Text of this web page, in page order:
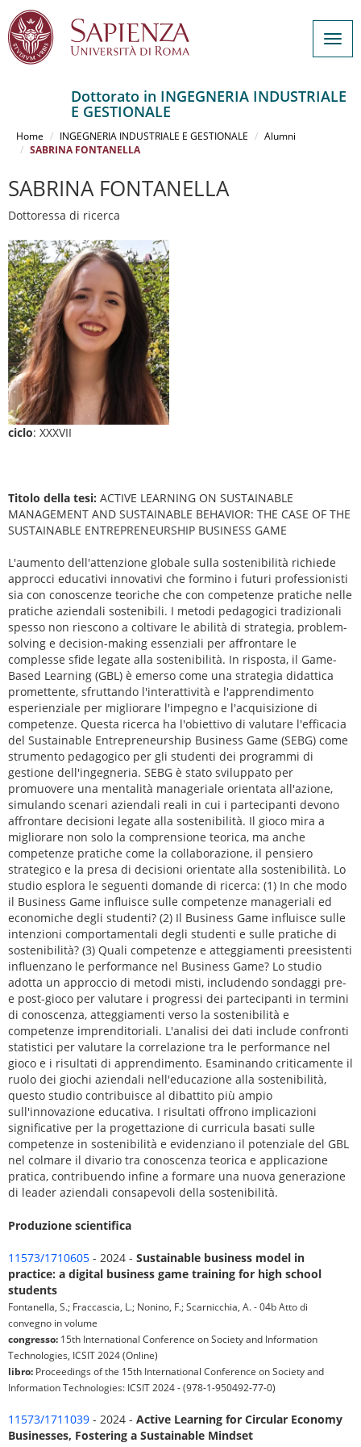
contenuto
Dottorato in INGEGNERIA INDUSTRIALE
E GESTIONALE
Home INGEGNERIA INDUSTRIALE E GESTIONALE
Alumni
SABRINA FONTANELLA
SABRINA FONTANELLA
Dottoressa di ricerca
ciclo: XXXVII
Titolo della tesi: ACTIVE LEARNING ON SUSTAINABLE
MANAGEMENT AND SUSTAINABLE BEHAVIOR: THE CASE OF THE
SUSTAINABLE ENTREPRENEURSHIP BUSINESS GAME
L'aumento dell'attenzione globale sulla sostenibilità richiede
approcci educativi innovativi che formino i futuri professionisti
sia con conoscenze teoriche che con competenze pratiche nelle
pratiche aziendali sostenibili. I metodi pedagogici tradizionali
spesso non riescono a coltivare le abilità di strategia, problem-
solving e decision-making essenziali per affrontare le
complesse sfide legate alla sostenibilità. In risposta, il Game-
Based Learning (GBL) è emerso come una strategia didattica
promettente, sfruttando l'interattività e l'apprendimento
esperienziale per migliorare l'impegno e l'acquisizione di
competenze. Questa ricerca ha l'obiettivo di valutare l'efficacia
del Sustainable Entrepreneurship Business Game (SEBG) come
strumento pedagogico per gli studenti dei programmi di
gestione dell'ingegneria. SEBG è stato sviluppato per
promuovere una mentalità manageriale orientata all'azione,
simulando scenari aziendali reali in cui i partecipanti devono
affrontare decisioni legate alla sostenibilità. Il gioco mira a
migliorare non solo la comprensione teorica, ma anche
competenze pratiche come la collaborazione, il pensiero
strategico e la presa di decisioni orientate alla sostenibilità. Lo
studio esplora le seguenti domande di ricerca: (1) In che modo
il Business Game influisce sulle competenze manageriali ed
economiche degli studenti? (2) Il Business Game influisce sulle
intenzioni comportamentali degli studenti e sulle pratiche di
sostenibilità? (3) Quali competenze e atteggiamenti preesistenti
influenzano le performance nel Business Game? Lo studio
adotta un approccio di metodi misti, includendo sondaggi pre-
e post-gioco per valutare i progressi dei partecipanti in termini
di conoscenza, atteggiamenti verso la sostenibilità e
competenze imprenditoriali. L'analisi dei dati include confronti
statistici per valutare la correlazione tra le performance nel
gioco e i risultati di apprendimento. Esaminando criticamente il
ruolo dei giochi aziendali nell'educazione alla sostenibilità,
questo studio contribuisce al dibattito più ampio
sull'innovazione educativa. I risultati offrono implicazioni
significative per la progettazione di curricula basati sulle
competenze in sostenibilità e evidenziano il potenziale del GBL
nel colmare il divario tra conoscenza teorica e applicazione
pratica, contribuendo infine a formare una nuova generazione
di leader aziendali consapevoli della sostenibilità.
Produzione scientifica
11573/1710605 - 2024 - Sustainable business model in
practice: a digital business game training for high school
students
Fontanella, S.; Fraccascia, L.; Nonino, F.; Scarnicchia, A. - 04b Atto di
convegno in volume
congresso: 15th International Conference on Society and Information
Technologies, ICSIT 2024 (Online)
libro: Proceedings of the 15th International Conference on Society and
Information Technologies: ICSIT 2024 - (978-1-950492-77-0)
11573/1711039 - 2024 - Active Learning for Circular Economy
Businesses, Fostering a Sustainable Mindset